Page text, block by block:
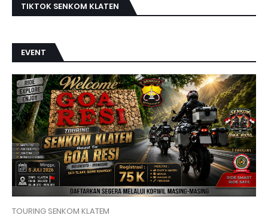
TIKTOK SENKOM KLATEN
EVENT
TOURING SENKOM KLATEM